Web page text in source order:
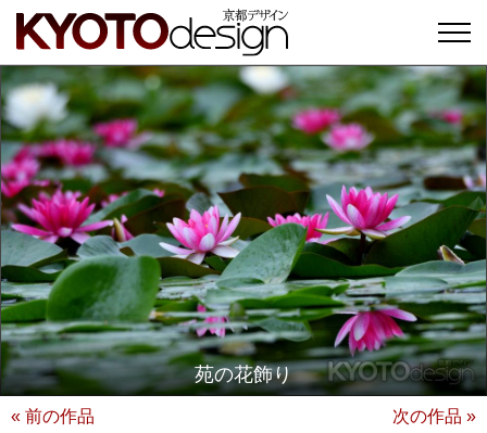
苑の花飾り
« 前の作品 次の作品 »